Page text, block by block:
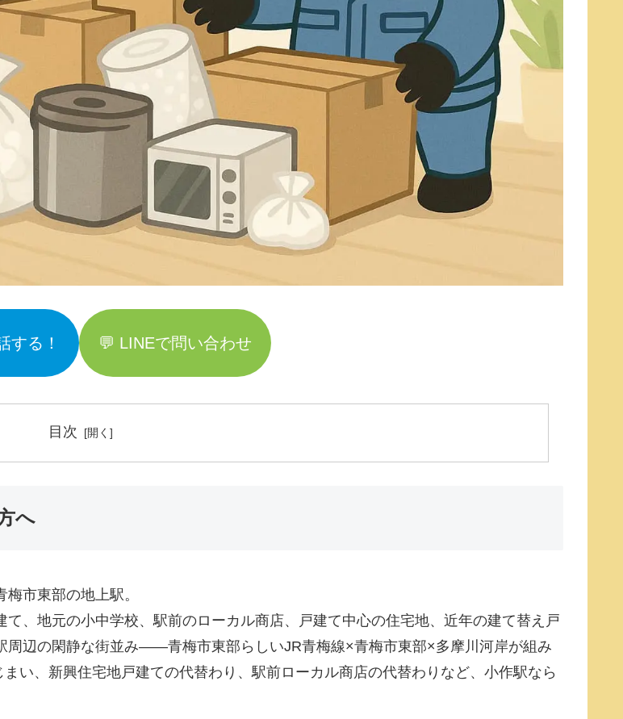
する！ 💬 LINEで問い合わせ
目次
へ
市東部の地上駅。
、地元の小中学校、駅前のローカル商店、戸建て中心の住宅地、近年の建て替え戸
周辺の閑静な街並み――青梅市東部らしいJR青梅線×青梅市東部×多摩川河岸が組み
い、新興住宅地戸建ての代替わり、駅前ローカル商店の代替わりなど、小作駅なら